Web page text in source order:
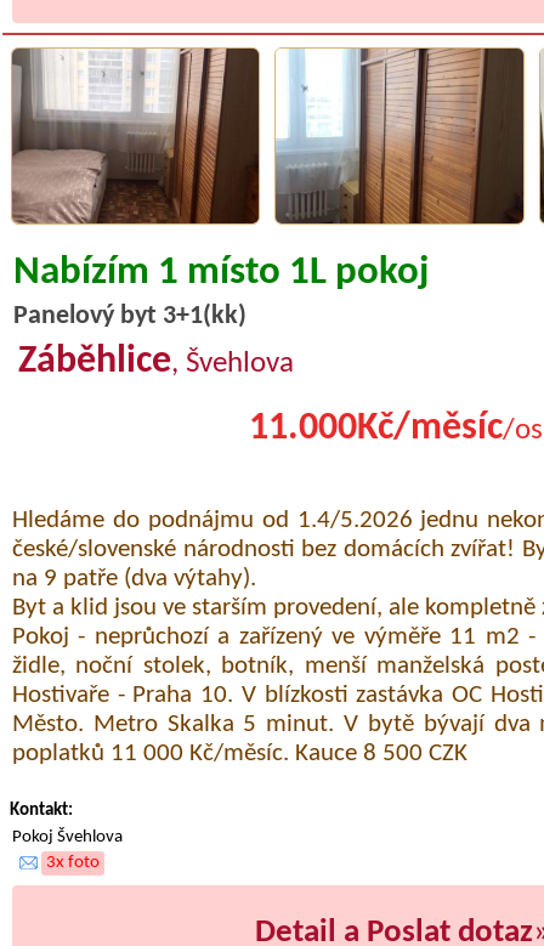
Nabízím 1 místo 1L pokoj
Panelový byt 3+1(kk)
Záběhlice, Švehlova
11.000Kč/měsíc/
Hledáme do podnájmu od 1.4/5.2026 jednu
české/slovenské národnosti bez domácích zvířat!
na 9 patře (dva výtahy).
Byt a klid jsou ve starším provedení, ale kompletně
Pokoj - neprůchozí a zařízený ve výměře 11 m2
židle, noční stolek, botník, menší manželská
Hostivaře - Praha 10. V blízkosti zastávka OC
Město. Metro Skalka 5 minut. V bytě bývají dva
poplatků 11 000 Kč/měsíc. Kauce 8 500 CZK
Kontakt:
Pokoj Švehlova
3x foto
Detail a Poslat dotaz